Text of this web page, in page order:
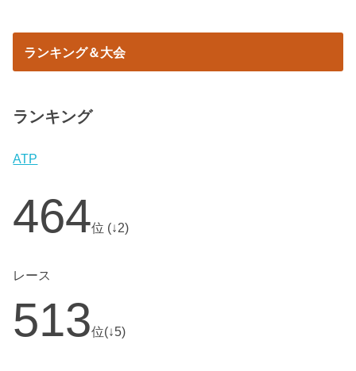
ランキング＆大会
ランキング
ATP
464位 (↓2)
レース
513位(↓5)